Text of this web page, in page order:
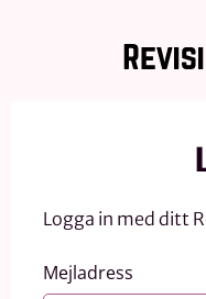
Logga in med ditt
Mejladress